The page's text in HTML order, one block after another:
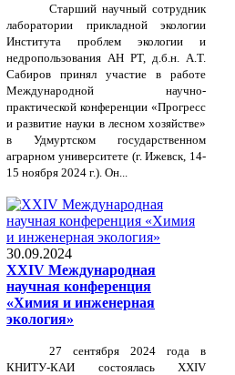
Старший научный сотрудник
лаборатории прикладной экологии
Института проблем экологии и
недропользования АН РТ, д.б.н. А.Т.
Сабиров принял участие в работе
Международной научно-
практической конференции «Прогресс
и развитие науки в лесном хозяйстве»
в Удмуртском государственном
аграрном университете(г. Ижевск, 14-
15 ноября 2024 г.). Он...
30.09.2024
XXIV Международная
научная конференция
«Химия и инженерная
экология»
27 сентября 2024 года в
КНИТУ-КАИ состоялась XXIV